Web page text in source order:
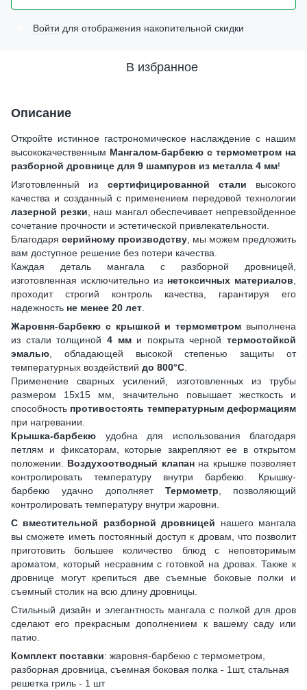
Войти для отображения накопительной скидки
В избранное
Описание
Откройте истинное гастрономическое наслаждение с нашим
высококачественным Мангалом-барбекю с термометром на
разборной дровнице для 9 шампуров из металла 4 мм!
Изготовленный из сертифицированной стали высокого
качества и созданный с применением передовой технологии
лазерной резки , наш мангал обеспечивает непревзойденное
сочетание прочности и эстетической привлекательности.
Благодаря серийному производству , мы можем предложить
вам доступное решение без потери качества.
Каждая деталь мангала с разборной дровницей,
изготовленная исключительно из нетоксичных материалов
проходит строгий контроль качества, гарантируя его
надежность не менее 20 лет
Жаровня-барбекю с крышкой и термометром выполнена
из стали толщиной 4 мми покрыта черной термостойкой
эмалью , обладающей высокой степенью защиты от
температурных воздействий до 800°C
Применение сварных усилений, изготовленных из трубы
размером 15х15 мм, значительно повышает жесткость и
способность противостоять температурным деформациям
при нагревании.
Крышка-барбекю удобна для использования благодаря
петлям и фиксаторам, которые закрепляют ее в открытом
положении. Воздухоотводный клапан на крышке позволяет
контролировать температуру внутри барбекю. Крышку-
барбекю удачно дополняет Термометр , позволяющий
контролировать температуру внутри жаровни.
С вместительной разборной дровницей нашего мангала
вы сможете иметь постоянный доступ к дровам, что позволит
приготовить большее количество блюд с неповторимым
ароматом, который несравним с готовкой на дровах. Также к
дровнице могут крепиться две съемные боковые полки и
съемный столик на всю длину дровницы.
Стильный дизайн и элегантность мангала с полкой для дров
сделают его прекрасным дополнением к вашему саду или
патио.
Комплект поставки: жаровня-барбекю с термометром,
разборная дровница, съемная боковая полка - 1шт, стальная
решетка гриль - 1 шт